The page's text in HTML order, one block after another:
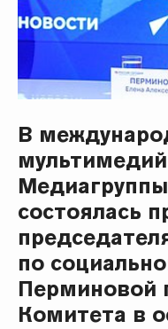
В
состоялась
по
Перминовой
Комитета в